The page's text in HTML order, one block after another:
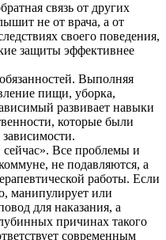
связь от других
не от врача, а от
своего поведения,
защиты эффективнее
Выполняя
пищи, уборка,
развивает навыки
которые были
Все проблемы и
не подавляются, а
работы. Если
манипулирует или
для наказания, а
причинах такого
современным